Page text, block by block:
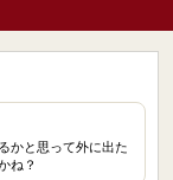
かと思って外に出た
ね？